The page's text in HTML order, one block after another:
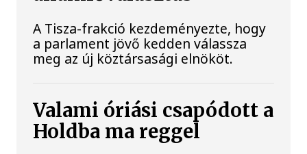
A Tisza-frakció kezdeményezte, hogy
a parlament jövő kedden válassza
meg az új köztársasági elnököt.
Valami óriási csapódott a
Holdba ma reggel